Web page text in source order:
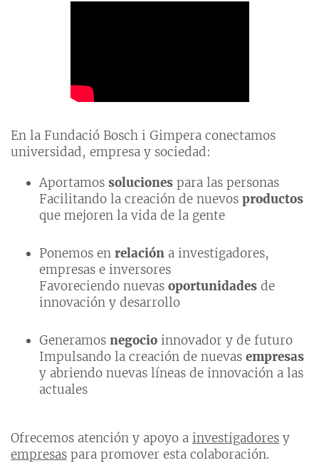
En la Fundació Bosch i Gimpera conectamos
universidad, empresa y sociedad:
Aportamos soluciones para las personas
Facilitando la creación de nuevos productos
que mejoren la vida de la gente
Ponemos en relación a investigadores,
empresas e inversores
Favoreciendo nuevas oportunidades de
innovación y desarrollo
Generamos negocio innovador y de futuro
Impulsando la creación de nuevas empresas
y abriendo nuevas líneas de innovación a las
actuales
Ofrecemos atención y apoyo a investigadores y
empresas para promover esta colaboración.